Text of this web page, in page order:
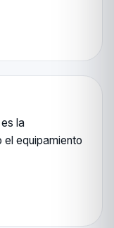
la
equipamiento